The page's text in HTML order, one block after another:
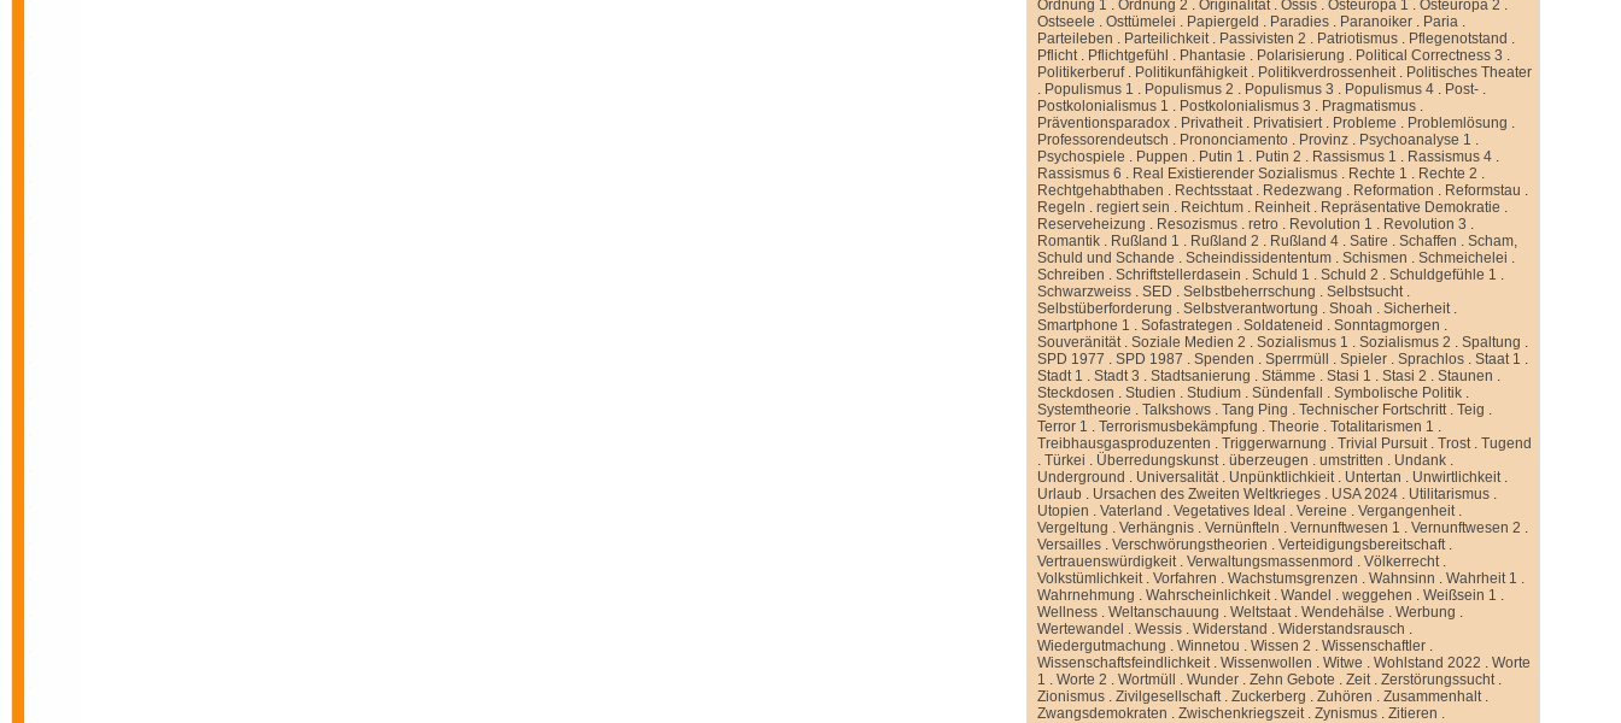
Ordnung 1 .Ordnung 2 .Originalität.Ossis .Osteuropa 1 .Osteuropa 2 .
Ostseele .Osttümelei . Papiergeld . Paradies . Paranoiker . Paria .
Parteileben . Parteilichkeit. Passivisten 2 . Patriotismus . Pflegenotstand .
Pflicht. Pflichtgefühl . Phantasie . Polarisierung . Political Correctness 3 .
Politikerberuf. Politikunfähigkeit. Politikverdrossenheit. Politisches Theater
. Populismus 1 . Populismus 2 . Populismus 3 . Populismus 4 . Post- .
Postkolonialismus 1 . Postkolonialismus 3 . Pragmatismus .
Präventionsparadox . Privatheit. Privatisiert. Probleme . Problemlösung .
Professorendeutsch . Prononciamento . Provinz . Psychoanalyse 1 .
Psychospiele . Puppen . Putin 1 . Putin 2 . Rassismus 1 . Rassismus 4 .
Rassismus 6 . Real Existierender Sozialismus . Rechte 1 . Rechte 2 .
Rechtgehabthaben . Rechtsstaat. Redezwang . Reformation . Reformstau .
Regeln .regiert sein . Reichtum . Reinheit. Repräsentative Demokratie .
Reserveheizung . Resozismus .retro . Revolution 1 . Revolution 3 .
Romantik . Rußland 1 . Rußland 2 . Rußland 4 .Satire .Schaffen .Scham,
Schuld und Schande .Scheindissidententum .Schismen .Schmeichelei .
Schreiben .Schriftstellerdasein .Schuld 1 .Schuld 2 .Schuldgefühle 1 .
Schwarzweiss .SED .Selbstbeherrschung .Selbstsucht.
Selbstüberforderung .Selbstverantwortung .Shoah .Sicherheit.
Smartphone 1 .Sofastrategen .Soldateneid .Sonntagmorgen .
Souveränität.Soziale Medien 2 .Sozialismus 1 .Sozialismus 2 .Spaltung .
SPD 1977 .SPD 1987 .Spenden .Sperrmüll .Spieler .Sprachlos .Staat 1 .
Stadt 1 .Stadt 3 .Stadtsanierung .Stämme .Stasi 1 .Stasi 2 .Staunen .
Steckdosen .Studien .Studium .Sündenfall .Symbolische Politik .
Systemtheorie .Talkshows .Tang Ping .Technischer Fortschritt.Teig .
Terror 1 .Terrorismusbekämpfung .Theorie .Totalitarismen 1 .
Treibhausgasproduzenten .Triggerwarnung .Trivial Pursuit.Trost.Tugend
.Türkei . Überredungskunst.überzeugen .umstritten . Undank .
Underground . Universalität. Unpünktlichkieit. Untertan . Unwirtlichkeit.
Urlaub . Ursachen des Zweiten Weltkrieges . USA 2024 . Utilitarismus .
Utopien .Vaterland .Vegetatives Ideal .Vereine .Vergangenheit.
Vergeltung .Verhängnis .Vernünfteln .Vernunftwesen 1 .Vernunftwesen 2 .
Versailles .Verschwörungstheorien .Verteidigungsbereitschaft.
Vertrauenswürdigkeit.Verwaltungsmassenmord .Völkerrecht.
Volkstümlichkeit.Vorfahren .Wachstumsgrenzen .Wahnsinn .Wahrheit 1 .
Wahrnehmung .Wahrscheinlichkeit.Wandel .weggehen .Weißsein 1 .
Wellness .Weltanschauung .Weltstaat.Wendehälse .Werbung .
Wertewandel .Wessis .Widerstand .Widerstandsrausch .
Wiedergutmachung .Winnetou .Wissen 2 .Wissenschaftler .
Wissenschaftsfeindlichkeit.Wissenwollen .Witwe .Wohlstand 2022 .Worte
1 .Worte 2 .Wortmüll .Wunder .Zehn Gebote .Zeit.Zerstörungssucht.
Zionismus .Zivilgesellschaft.Zuckerberg .Zuhören .Zusammenhalt.
Zwangsdemokraten .Zwischenkriegszeit.Zynismus .Zitieren .